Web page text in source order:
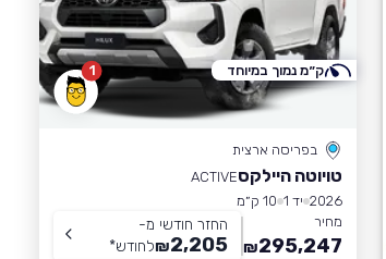
1
בפריסה ארצית
טויוטה היילקסACTIVE
2026 יד 1
10 ק״מ
מחיר
295,247
₪
החזר חודשי מ-
2,205
₪לחודש*
ק״מ נמוך במיוחד